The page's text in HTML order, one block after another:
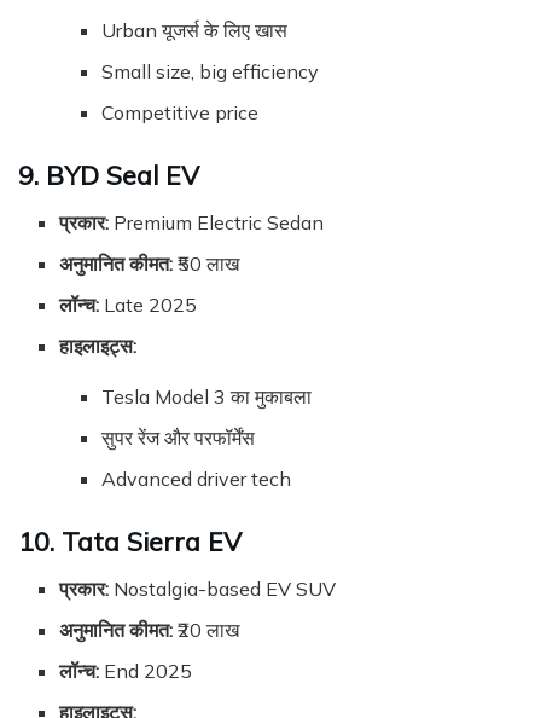
Urban यूजर्स के लिए खास
Small size, big efficiency
Competitive price
9. BYD Seal EV
प्रकार: Premium Electric Sedan
अनुमानित कीमत: ₹50 लाख
लॉन्च: Late 2025
हाइलाइट्स:
Tesla Model 3 का मुकाबला
सुपर रेंज और परफॉर्मेंस
Advanced driver tech
10. Tata Sierra EV
प्रकार: Nostalgia-based EV SUV
अनुमानित कीमत: ₹20 लाख
लॉन्च: End 2025
हाइलाइट्स: